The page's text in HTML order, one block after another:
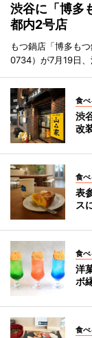
渋谷に「博多
都内2号店
もつ鍋店「博多も
0734）が7月19日、
食べ
渋
改
食べ
表
ス
食べ
洋
ボ
食べ